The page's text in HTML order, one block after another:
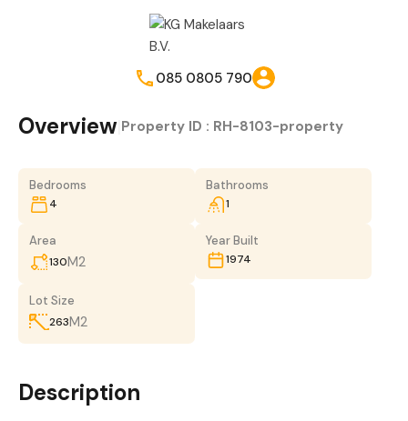
085 0805 790
Overview Property ID : RH-8103-property
Bedrooms
4
Bathrooms
1
Area
130M2
Year Built
1974
Lot Size
263M2
Description